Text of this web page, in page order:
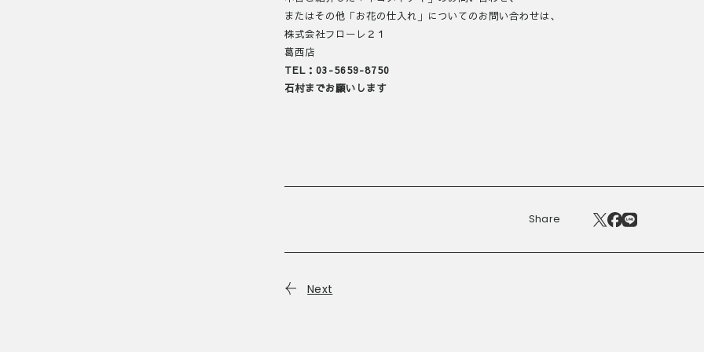
またはその他「お花の仕入れ」についてのお問い合わせは、
株式会社フローレ２１
葛西店
TEL：03-5659-8750
石村までお願いします
Share
Next